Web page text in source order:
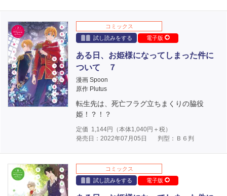
コミックス
試し読みをする
電子版
ある日、お姫様になってしまった件に
ついて ７
漫画 Spoon
原作 Plutus
転生先は、死亡フラグ立ちまくりの脇役
姫！？！？
定価 1,144円（本体1,040円＋税）
発売日：2022年07月05日
判型：Ｂ６判
コミックス
試し読みをする
電子版